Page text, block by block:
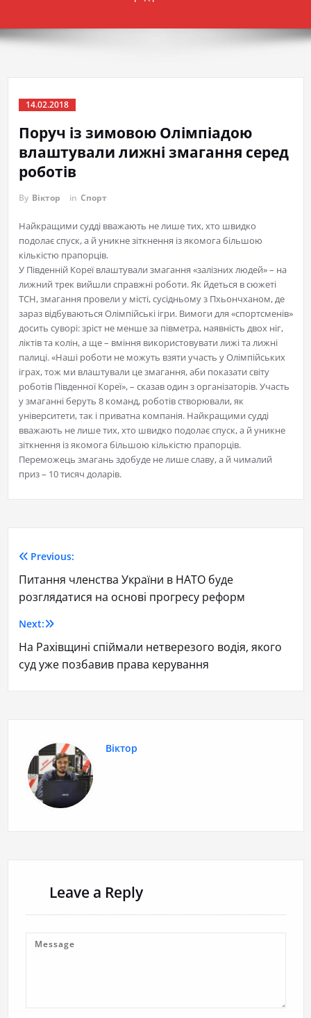
14.02.2018
Поруч із зимовою Олімпіадою
влаштували лижні змагання серед
роботів
By Віктор in Спорт
Найкращими судді вважають не лише тих, хто швидко
подолає спуск, а й уникне зіткнення із якомога більшою
кількістю прапорців.
У Південній Кореї влаштували змагання «залізних людей» – на
лижний трек вийшли справжні роботи. Як йдеться в сюжеті
ТСН, змагання провели у місті, сусідньому з Пхьончханом, де
зараз відбуваються Олімпійські ігри. Вимоги для «спортсменів»
досить суворі: зріст не менше за півметра, наявність двох ніг,
ліктів та колін, а ще – вміння використовувати лижі та лижні
палиці. «Наші роботи не можуть взяти участь у Олімпійських
іграх, тож ми влаштували це змагання, аби показати світу
роботів Південної Кореї», – сказав один з організаторів. Участь
у змаганні беруть 8 команд, роботів створювали, як
університети, так і приватна компанія. Найкращими судді
вважають не лише тих, хто швидко подолає спуск, а й уникне
зіткнення із якомога більшою кількістю прапорців.
Переможець змагань здобуде не лише славу, а й чималий
приз – 10 тисяч доларів.
Previous:
Питання членства України в НАТО буде
розглядатися на основі прогресу реформ
Next:
На Рахівщині спіймали нетверезого водія, якого
суд уже позбавив права керування
Віктор
Leave a Reply